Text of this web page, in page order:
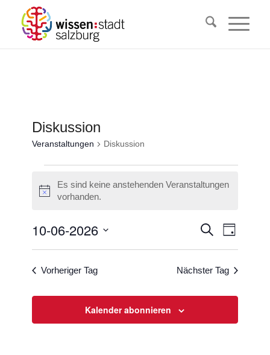
Diskussion
Veranstaltungen Diskussion
für
Juni
2026
Hinweis
Es sind keine anstehenden Veranstaltungen
vorhanden.
Suche
und
Suche
Tag
10-06-2026
Vorheriger Tag Nächster Tag
Kalender abonnieren